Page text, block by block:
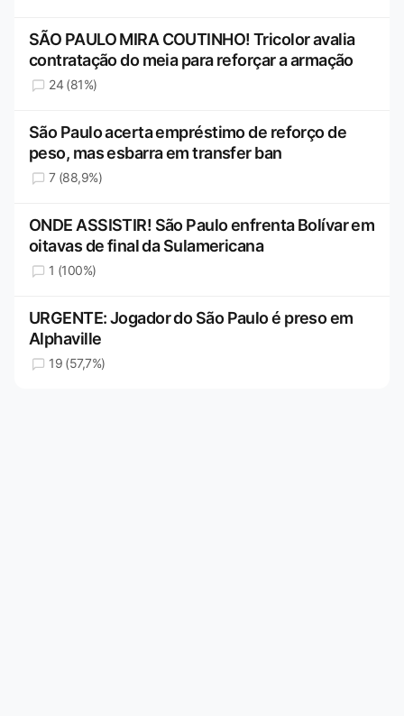
SÃO PAULO MIRA COUTINHO! Tricolor avalia
contratação do meia para reforçar a armação
24 (81%)
São Paulo acerta empréstimo de reforço de
peso, mas esbarra em transfer ban
7 (88,9%)
ONDE ASSISTIR! São Paulo enfrenta Bolívar em
oitavas de final da Sulamericana
1 (100%)
URGENTE: Jogador do São Paulo é preso em
Alphaville
19 (57,7%)